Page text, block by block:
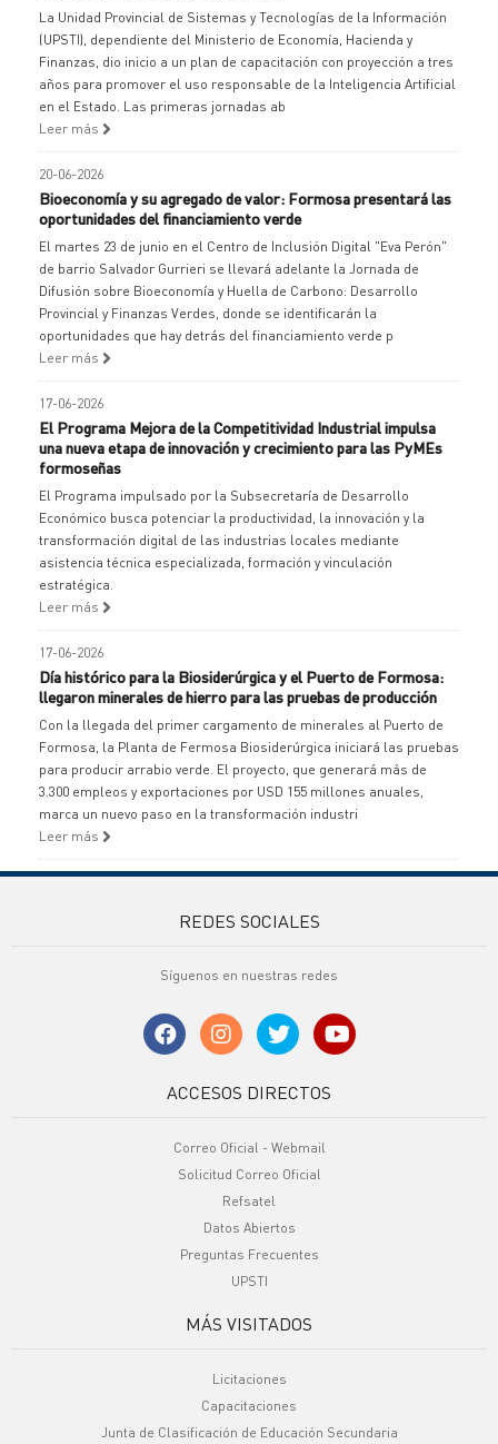
La Unidad Provincial de Sistemas y Tecnologías de la Información
(UPSTI), dependiente del Ministerio de Economía, Hacienda y
Finanzas, dio inicio a un plan de capacitación con proyección a tres
años para promover el uso responsable de la Inteligencia Artificial
en el Estado. Las primeras jornadas ab
Leer más
20-06-2026
Bioeconomía y su agregado de valor: Formosa presentará las
oportunidades del financiamiento verde
El martes 23 de junio en el Centro de Inclusión Digital "Eva Perón"
de barrio Salvador Gurrieri se llevará adelante la Jornada de
Difusión sobre Bioeconomía y Huella de Carbono: Desarrollo
Provincial y Finanzas Verdes, donde se identificarán la
oportunidades que hay detrás del financiamiento verde p
Leer más
17-06-2026
El Programa Mejora de la Competitividad Industrial impulsa
una nueva etapa de innovación y crecimiento para las PyMEs
formoseñas
El Programa impulsado por la Subsecretaría de Desarrollo
Económico busca potenciar la productividad, la innovación y la
transformación digital de las industrias locales mediante
asistencia técnica especializada, formación y vinculación
estratégica.
Leer más
17-06-2026
Día histórico para la Biosiderúrgica y el Puerto de Formosa:
llegaron minerales de hierro para las pruebas de producción
Con la llegada del primer cargamento de minerales al Puerto de
Formosa, la Planta de Fermosa Biosiderúrgica iniciará las pruebas
para producir arrabio verde. El proyecto, que generará más de
3.300 empleos y exportaciones por USD 155 millones anuales,
marca un nuevo paso en la transformación industri
Leer más
REDES SOCIALES
Síguenos en nuestras redes
ACCESOS DIRECTOS
Correo Oficial - Webmail
Solicitud Correo Oficial
Refsatel
Datos Abiertos
Preguntas Frecuentes
UPSTI
MÁS VISITADOS
Licitaciones
Capacitaciones
Junta de Clasificación de Educación Secundaria